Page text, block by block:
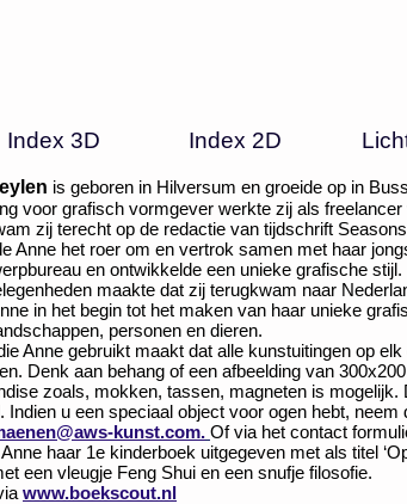
Index 3D Index 2D
is geboren in Hilversum en groeide op in
voor grafisch vormgever werkte zij als
zij terecht op de redactie van tijdschrift
Anne het roer om en vertrok samen met haar
en ontwikkelde een unieke grafische stijl.
maakte dat zij terugkwam naar
in het begin tot het maken van haar unieke
personen en dieren.
Anne gebruikt maakt dat alle kunstuitingen op
Denk aan behang of een afbeelding van
zoals, mokken, tassen, magneten is mogelijk.
Indien u een speciaal object voor ogen hebt,
kunst.com. Of via het contact
haar 1e kinderboek uitgegeven met als titel
een vleugje Feng Shui en een snufje filosofie.
www.boekscout.nl